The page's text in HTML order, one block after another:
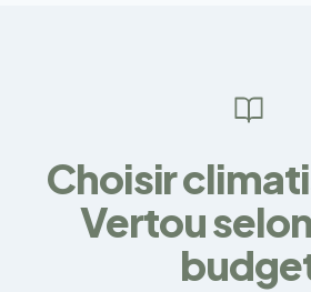
Choisir
Vertou